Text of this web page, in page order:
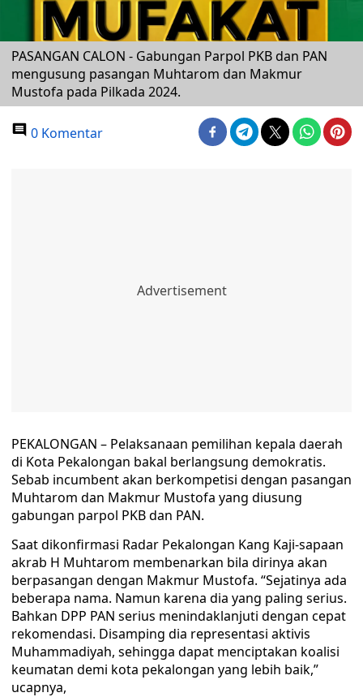
PASANGAN CALON - Gabungan Parpol PKB dan PAN
mengusung pasangan Muhtarom dan Makmur
Mustofa pada Pilkada 2024.
0 Komentar
PEKALONGAN – Pelaksanaan pemilihan kepala daerah
di Kota Pekalongan bakal berlangsung demokratis.
Sebab incumbent akan berkompetisi dengan pasangan
Muhtarom dan Makmur Mustofa yang diusung
gabungan parpol PKB dan PAN.
Saat dikonfirmasi Radar Pekalongan Kang Kaji-sapaan
akrab H Muhtarom membenarkan bila dirinya akan
berpasangan dengan Makmur Mustofa. “Sejatinya ada
beberapa nama. Namun karena dia yang paling serius.
Bahkan DPP PAN serius menindaklanjuti dengan cepat
rekomendasi. Disamping dia representasi aktivis
Muhammadiyah, sehingga dapat menciptakan koalisi
keumatan demi kota pekalongan yang lebih baik,”
ucapnya,